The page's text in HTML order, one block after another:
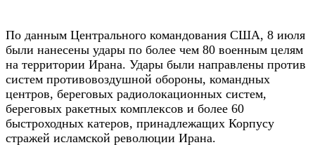
По данным Центрального командования США, 8 июля
были нанесены удары по более чем 80 военным целям
на территории Ирана. Удары были направлены против
систем противовоздушной обороны, командных
центров, береговых радиолокационных систем,
береговых ракетных комплексов и более 60
быстроходных катеров, принадлежащих Корпусу
стражей исламской революции Ирана.